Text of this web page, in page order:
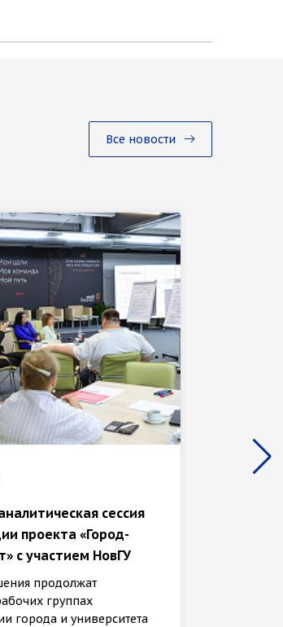
Все новости
сессия
проекта «Город-
с участием НовГУ
продолжат
группах
города и университета